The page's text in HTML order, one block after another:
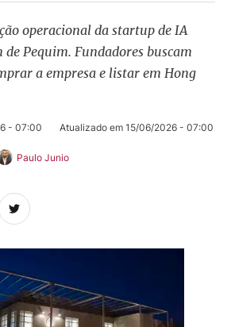
operacional da startup de IA
Pequim. Fundadores buscam
a empresa e listar em Hong
- 07:00 Atualizado em 15/06/2026 - 07:00
Paulo Junio